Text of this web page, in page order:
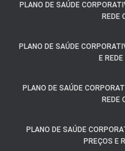
PLANO DE SAÚDE
REDE
PLANO DE SAÚDE
E
PLANO DE SAÚDE
REDE
PLANO DE SAÚDE
PREÇOS E